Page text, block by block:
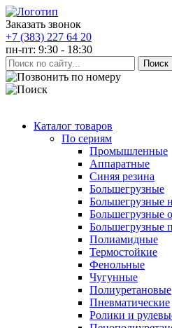
Заказать звонок
+7 (383) 227 64 20
пн-пт: 9:30 - 18:30
Каталог товаров
По сериям
Промышленные
Аппаратные
Синяя резина
Большегрузные
Большегрузные
Большегрузные
Большегрузные
Полиамидные
Термостойкие
Фенольные
Чугунные
Полиуретановые
Пневматические
Ролики и